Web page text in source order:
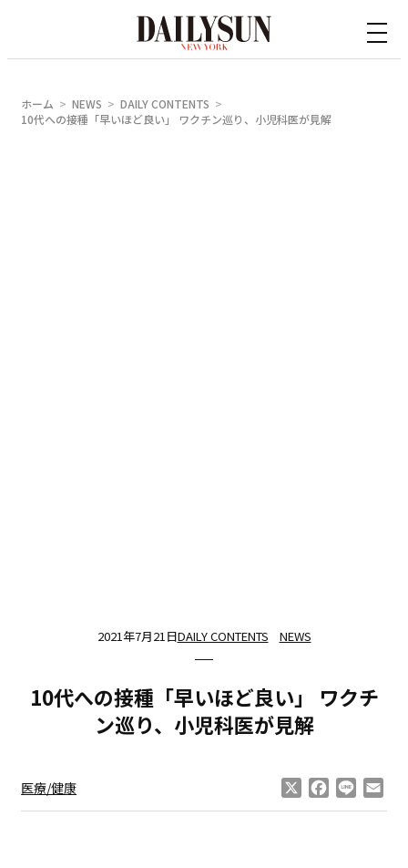
ホーム NEWS
DAILY CONTENTS
10代への接種「早いほど良い」 ワクチン巡り、小児科医が見解
2021年7月21日DAILY CONTENTS NEWS
10代への接種「早いほど良い」 ワクチ
ン巡り、小児科医が見解
医療/健康 Facebook
Line